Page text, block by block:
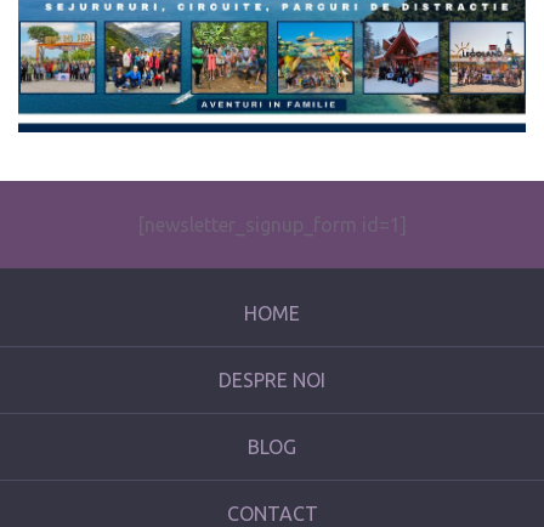
[newsletter_signup_form id=1]
HOME
DESPRE NOI
BLOG
CONTACT